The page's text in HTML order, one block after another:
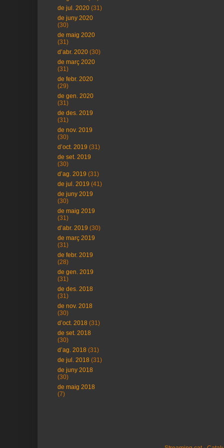
de jul. 2020 (31)
de juny 2020
(30)
de maig 2020
(31)
d’abr. 2020 (30)
de març 2020
(31)
de febr. 2020
(29)
de gen. 2020
(31)
de des. 2019
(31)
de nov. 2019
(30)
d’oct. 2019 (31)
de set. 2019
(30)
d’ag. 2019 (31)
de jul. 2019 (41)
de juny 2019
(30)
de maig 2019
(31)
d’abr. 2019 (30)
de març 2019
(31)
de febr. 2019
(28)
de gen. 2019
(31)
de des. 2018
(31)
de nov. 2018
(30)
d’oct. 2018 (31)
de set. 2018
(30)
d’ag. 2018 (31)
de jul. 2018 (31)
de juny 2018
(30)
de maig 2018
(7)